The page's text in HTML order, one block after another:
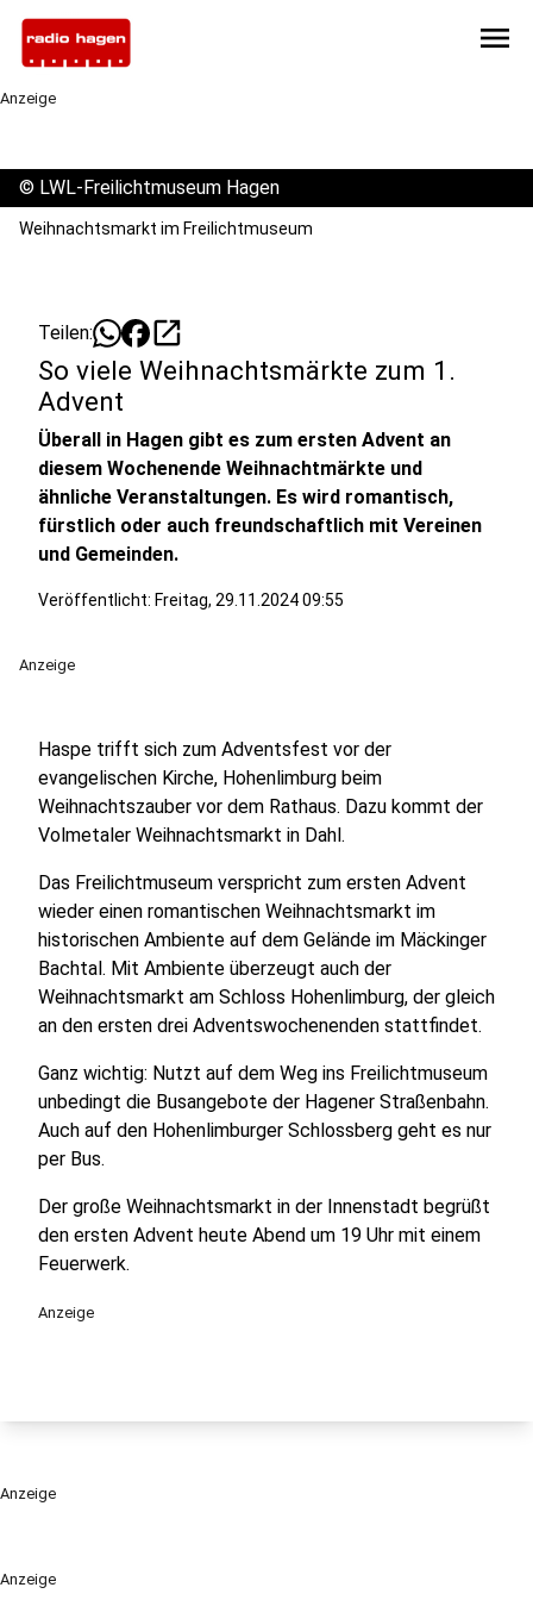
menu
Anzeige
Anzeige
© LWL-Freilichtmuseum Hagen
Weihnachtsmarkt im Freilichtmuseum
Teilen: open_in_new
So viele Weihnachtsmärkte zum 1.
Advent
Überall in Hagen gibt es zum ersten Advent an
diesem Wochenende Weihnachtmärkte und
ähnliche Veranstaltungen. Es wird romantisch,
fürstlich oder auch freundschaftlich mit Vereinen
und Gemeinden.
Veröffentlicht: Freitag, 29.11.2024 09:55
Anzeige
Haspe trifft sich zum Adventsfest vor der
evangelischen Kirche, Hohenlimburg beim
Weihnachtszauber vor dem Rathaus. Dazu kommt der
Volmetaler Weihnachtsmarkt in Dahl.
Das Freilichtmuseum verspricht zum ersten Advent
wieder einen romantischen Weihnachtsmarkt im
historischen Ambiente auf dem Gelände im Mäckinger
Bachtal. Mit Ambiente überzeugt auch der
Weihnachtsmarkt am Schloss Hohenlimburg, der gleich
an den ersten drei Adventswochenenden stattfindet.
Ganz wichtig: Nutzt auf dem Weg ins Freilichtmuseum
unbedingt die Busangebote der Hagener Straßenbahn.
Auch auf den Hohenlimburger Schlossberg geht es nur
per Bus.
Der große Weihnachtsmarkt in der Innenstadt begrüßt
den ersten Advent heute Abend um 19 Uhr mit einem
Feuerwerk.
Anzeige
Anzeige